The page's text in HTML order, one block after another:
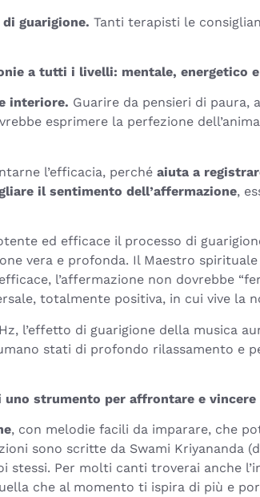
guarigione. Tanti terapisti le
a tutti i livelli: mentale, energetico
interiore. Guarire da pensieri di paura,
esprimere la perfezione
l’efficacia, perché aiuta a
il sentimento dell’affermazione,
ed efficace il processo di
vera e profonda. Il Maestro spirituale
l’affermazione non dovrebbe
totalmente positiva, in cui vive la
l’effetto di guarigione della musica
stati di profondo rilassamento e
uno strumento per affrontare e
, con melodie facili da imparare, che
sono scritte da Swami Kriyananda
Per molti canti troverai anche
che al momento ti ispira di più e